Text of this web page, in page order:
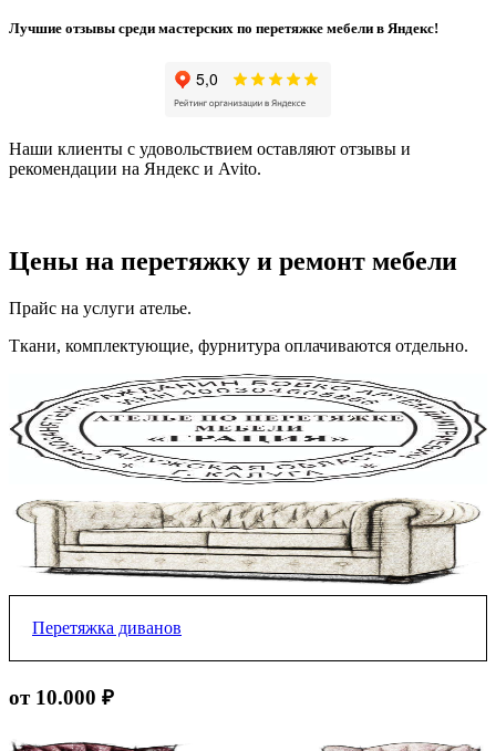
Лучшие отзывы среди мастерских по перетяжке мебели в Яндекс!
Наши клиенты с удовольствием оставляют отзывы и
рекомендации на Яндекс и Avito.
Цены на перетяжку и ремонт мебели
Прайс на услуги ателье.
Ткани, комплектующие, фурнитура оплачиваются отдельно.
Перетяжка диванов
Прямой без подлокотникой
от 10.000 ₽
от 10.000 ₽